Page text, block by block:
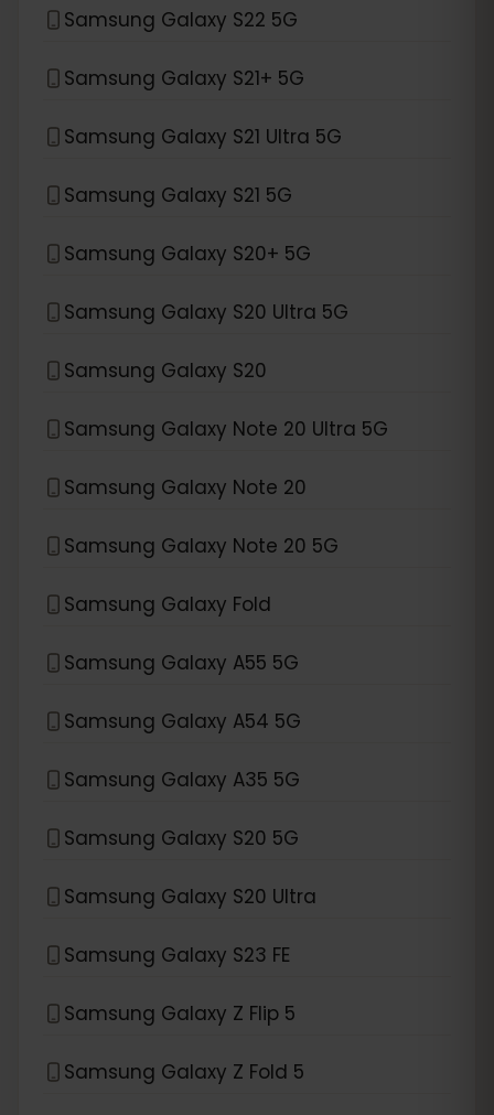
Samsung Galaxy S22 5G
Samsung Galaxy S21+ 5G
Samsung Galaxy S21 Ultra 5G
Samsung Galaxy S21 5G
Samsung Galaxy S20+ 5G
Samsung Galaxy S20 Ultra 5G
Samsung Galaxy S20
Samsung Galaxy Note 20 Ultra 5G
Samsung Galaxy Note 20
Samsung Galaxy Note 20 5G
Samsung Galaxy Fold
Samsung Galaxy A55 5G
Samsung Galaxy A54 5G
Samsung Galaxy A35 5G
Samsung Galaxy S20 5G
Samsung Galaxy S20 Ultra
Samsung Galaxy S23 FE
Samsung Galaxy Z Flip 5
Samsung Galaxy Z Fold 5